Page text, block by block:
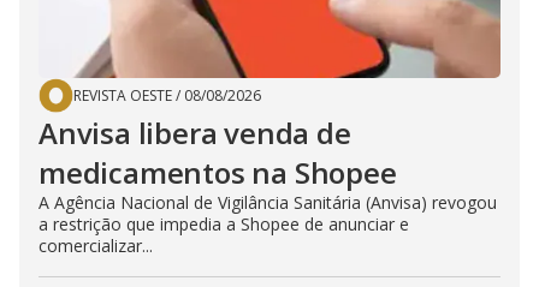
REVISTA OESTE/ 08/08/2026
Anvisa libera venda de
medicamentos na Shopee
A Agência Nacional de Vigilância Sanitária (Anvisa) revogou
a restrição que impedia a Shopee de anunciar e
comercializar...